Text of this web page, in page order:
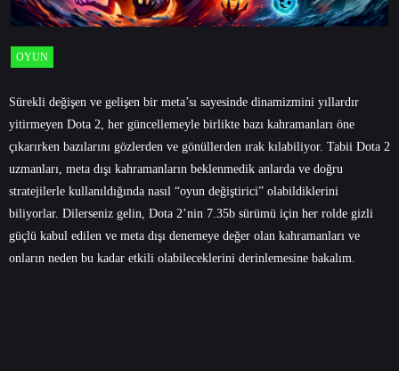
OYUN
Sürekli değişen ve gelişen bir meta’sı sayesinde dinamizmini yıllardır
yitirmeyen Dota 2, her güncellemeyle birlikte bazı kahramanları öne
çıkarırken bazılarını gözlerden ve gönüllerden ırak kılabiliyor. Tabii Dota 2
uzmanları, meta dışı kahramanların beklenmedik anlarda ve doğru
stratejilerle kullanıldığında nasıl “oyun değiştirici” olabildiklerini
biliyorlar. Dilerseniz gelin, Dota 2’nin 7.35b sürümü için her rolde gizli
güçlü kabul edilen ve meta dışı denemeye değer olan kahramanları ve
onların neden bu kadar etkili olabileceklerini derinlemesine bakalım.